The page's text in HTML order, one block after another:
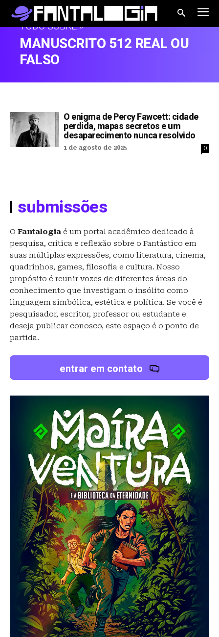
TUDO SOBRE »
MANUSCRITO 512 REAL OU
FALSO
O enigma de Percy Fawcett: cidade
perdida, mapas secretos e um
desaparecimento nunca resolvido
1 de agosto de 2025 0
submissões
O Fantalogia é um portal acadêmico dedicado à
pesquisa, crítica e reflexão sobre o Fantástico em
suas múltiplas expressões, como literatura, cinema,
quadrinhos, games, filosofia e cultura. Nosso
propósito é reunir vozes de diferentes áreas do
conhecimento que investigam o insólito como
linguagem simbólica, estética e política. Se você é
pesquisador, escritor, professor ou estudante e
deseja publicar conosco, este espaço é o ponto de
partida.
entrar em contato